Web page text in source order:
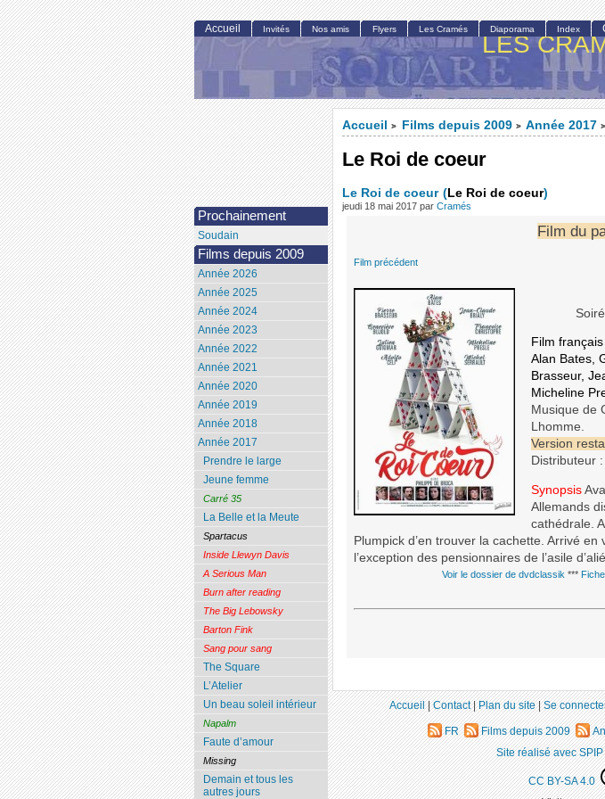
LES
Accueil > Films depuis 2009 > Année 2017 >
Le Roi de coeur
Le Roi de coeur (Le Roi de coeur)
jeudi 18 mai 2017 par Cramés
Film du
Film précédent
Film
Alan Bates,
Brasseur,
Micheline
Musique de
Lhomme.
Version
Distributeur :
Synopsis
Allemands
cathédrale.
Plumpick d’en trouver la cachette. Arrivé
l’exception des pensionnaires de l’asile
Voir le dossier de dvdclassik ***
Accueil Invités Nos amis Flyers Les Cramés Diaporama Index
Prochainement
Soudain
Films depuis 2009
Année 2026
Année 2025
Année 2024
Année 2023
Année 2022
Année 2021
Année 2020
Année 2019
Année 2018
Année 2017
Prendre le large
Jeune femme
Carré 35
La Belle et la Meute
Spartacus
Inside Llewyn Davis
A Serious Man
Burn after reading
The Big Lebowsky
Barton Fink
Sang pour sang
The Square
L’Atelier
Un beau soleil intérieur
Napalm
Faute d’amour
Missing
Demain et tous les
autres jours
Accueil|Contact|Plan du site|Se
FR Films depuis 2009
Site réalisé avec SPIP
CC BY-SA 4.0